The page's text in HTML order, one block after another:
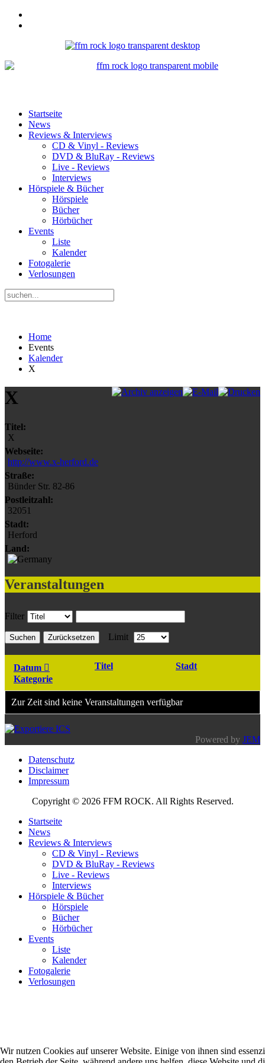
Startseite
News
Reviews & Interviews
CD & Vinyl - Reviews
DVD & BluRay - Reviews
Live - Reviews
Interviews
Hörspiele & Bücher
Hörspiele
Bücher
Hörbücher
Events
Liste
Kalender
Fotogalerie
Verlosungen
Home
Events
Kalender
X
X
Titel:
X
Webseite:
http://www.x-herford.de
Straße:
Bünder Str. 82-86
Postleitzahl:
32051
Stadt:
Herford
Land:
Veranstaltungen
Filter
Suchen Zurücksetzen Limit
Datum Titel
Stadt
Kategorie
Zur Zeit sind keine Veranstaltungen verfügbar
Powered by JEM
Datenschutz
Disclaimer
Impressum
Copyright © 2026 FFM ROCK. All Rights Reserved.
Startseite
News
Reviews & Interviews
CD & Vinyl - Reviews
DVD & BluRay - Reviews
Live - Reviews
Interviews
Hörspiele & Bücher
Hörspiele
Bücher
Hörbücher
Events
Liste
Kalender
Fotogalerie
Verlosungen
Wir nutzen Cookies auf unserer Website. Einige von ihnen sind